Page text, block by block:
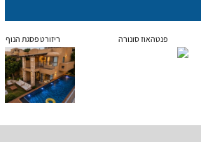
פנטהאוז סונורה ריזורט פסגת הנוף